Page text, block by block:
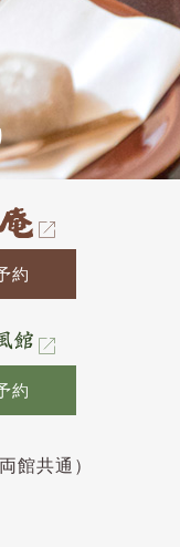
約
約
館共通）